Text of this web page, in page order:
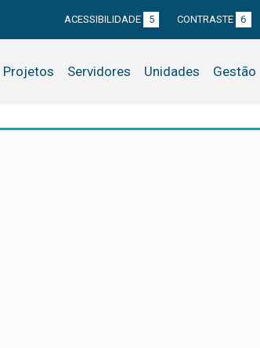
ACESSIBILIDADE 5 CONTRASTE 6
Projetos Servidores Unidades Gestão